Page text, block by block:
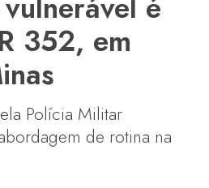
352, em
Polícia Militar
de rotina na